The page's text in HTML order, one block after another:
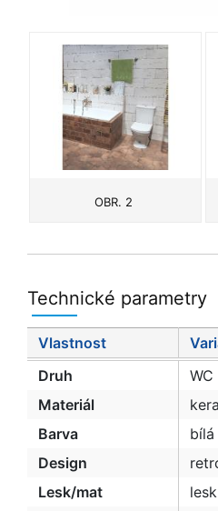
OBR. 2
Technické parametry
Vlastnost
Druh
Materiál
Barva
bílá
Design
Lesk/mat
lesk